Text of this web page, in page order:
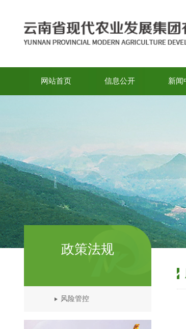
网站首页 信息公开 新闻
政策法规
风险管控